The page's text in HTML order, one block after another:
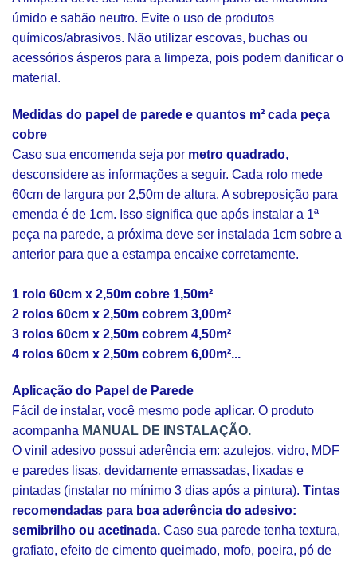
úmido e sabão neutro. Evite o uso de produtos
químicos/abrasivos. Não utilizar escovas, buchas ou
acessórios ásperos para a limpeza, pois podem danificar o
material.
Medidas do papel de parede e quantos m² cada peça
cobre
Caso sua encomenda seja por metro quadrado,
desconsidere as informações a seguir. Cada rolo mede
60cm de largura por 2,50m de altura. A sobreposição para
emenda é de 1cm. Isso significa que após instalar a 1ª
peça na parede, a próxima deve ser instalada 1cm sobre a
anterior para que a estampa encaixe corretamente.
1 rolo 60cm x 2,50m cobre 1,50m²
2 rolos 60cm x 2,50m cobrem 3,00m²
3 rolos 60cm x 2,50m cobrem 4,50m²
4 rolos 60cm x 2,50m cobrem 6,00m²...
Aplicação do Papel de Parede
Fácil de instalar, você mesmo pode aplicar. O produto
acompanha MANUAL DE INSTALAÇÃO.
O vinil adesivo possui aderência em: azulejos, vidro, MDF
e paredes lisas, devidamente emassadas, lixadas e
pintadas (instalar no mínimo 3 dias após a pintura). Tintas
recomendadas para boa aderência do adesivo:
semibrilho ou acetinada. Caso sua parede tenha textura,
grafiato, efeito de cimento queimado, mofo, poeira, pó de